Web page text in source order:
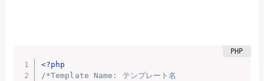
<?php
/*Template Name: テンプレート名